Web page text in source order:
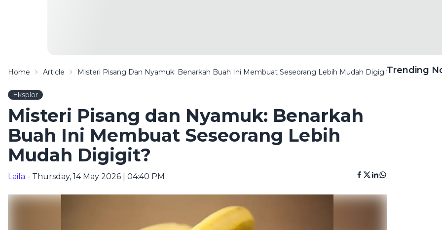
Home Article Misteri Pisang Dan Nyamuk: Benarkah Buah Ini Membuat Seseorang Lebih Mudah Digigit?
Eksplor
Misteri Pisang dan Nyamuk: Benarkah
Buah Ini Membuat Seseorang Lebih
Mudah Digigit?
Laila - Thursday, 14 May 2026 | 04:40 PM
Trending